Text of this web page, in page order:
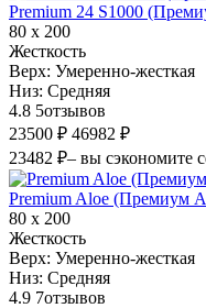
Premium 24 S1000
80 х 200
Жесткость
Верх: Умеренно-жесткая
Низ: Средняя
4.8 5отзывов
23500 ₽ 46982 ₽
23482 ₽– вы сэкономите
Premium Aloe (Премиум
80 х 200
Жесткость
Верх: Умеренно-жесткая
Низ: Средняя
4.9 7отзывов